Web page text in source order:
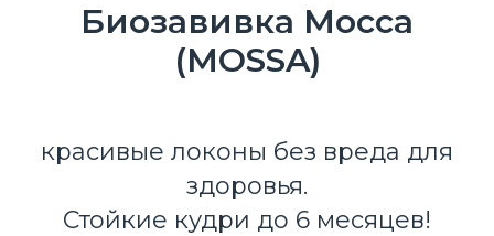
Биозавивка Мосса
(MOSSA)
красивые локоны без вреда для
здоровья.
Стойкие кудри до 6 месяцев!